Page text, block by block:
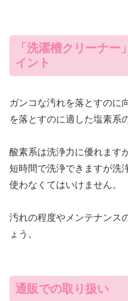
「洗濯槽クリーナ
イント
ガンコな汚れを落とすのに
を落とすのに適した塩素系
酸素系は洗浄力に優れます
短時間で洗浄できますが洗
使わなくてはいけません。
汚れの程度やメンテナンス
ょう。
通販での取り扱い